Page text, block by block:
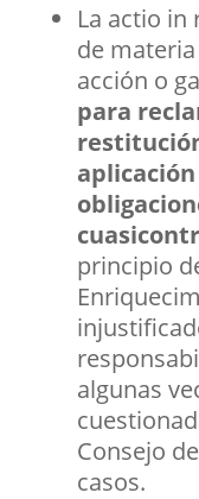
La actio in
de
acción o
para
principio
algunas
Consejo
casos.